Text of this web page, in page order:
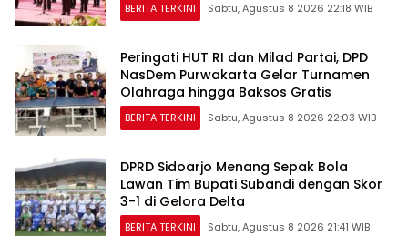
BERITA TERKINI Sabtu, Agustus 8 2026 22:18 WIB
Peringati HUT RI dan Milad Partai, DPD
NasDem Purwakarta Gelar Turnamen
Olahraga hingga Baksos Gratis
BERITA TERKINI Sabtu, Agustus 8 2026 22:03 WIB
DPRD Sidoarjo Menang Sepak Bola
Lawan Tim Bupati Subandi dengan Skor
3-1 di Gelora Delta
BERITA TERKINI Sabtu, Agustus 8 2026 21:41 WIB